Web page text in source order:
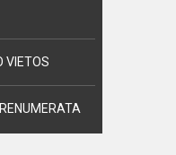
VIETOS